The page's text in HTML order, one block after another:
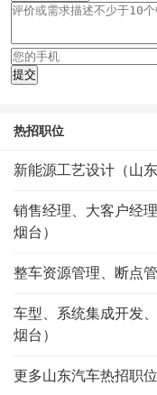
热招职位
新能源工艺设计（山东
销售经理、大客户经
烟台）
整车资源管理、断点
车型、系统集成开发
烟台）
更多山东汽车热招职